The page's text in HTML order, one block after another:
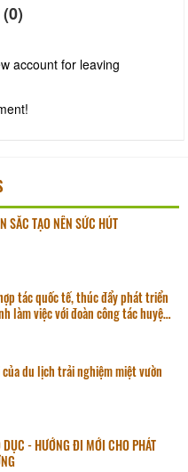
0)
account for leaving
SẮC TẠO NÊN SỨC HÚT
tác quốc tế, thúc đẩy phát triển
làm việc với đoàn công tác huyện
du lịch trải nghiệm miệt vườn
- HƯỚNG ĐI MỚI CHO PHÁT